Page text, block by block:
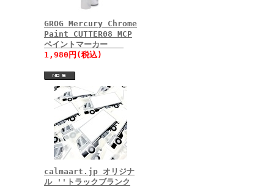
GROG Mercury Chrome
Paint CUTTER08 MCP
ペイントマーカー
1,980円(税込)
calmaart.jp オリジナ
ル ''トラックブランク